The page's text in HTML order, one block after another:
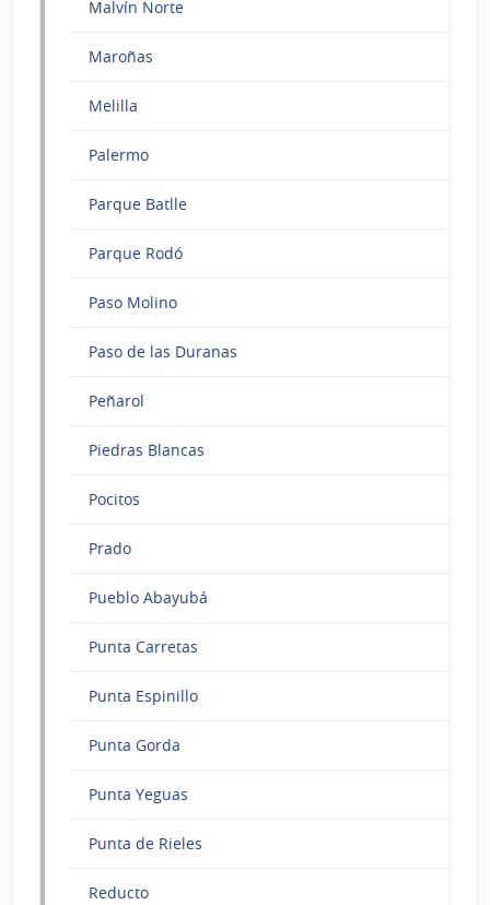
Malvín Norte
Maroñas
Melilla
Palermo
Parque Batlle
Parque Rodó
Paso Molino
Paso de las Duranas
Peñarol
Piedras Blancas
Pocitos
Prado
Pueblo Abayubá
Punta Carretas
Punta Espinillo
Punta Gorda
Punta Yeguas
Punta de Rieles
Reducto